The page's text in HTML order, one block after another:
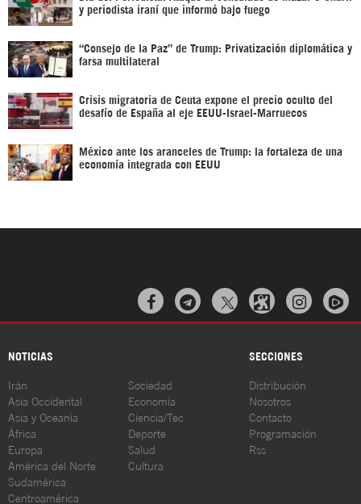
y periodista iraní que informó bajo fuego
“Consejo de la Paz” de Trump: Privatización diplomática y
farsa multilateral
Crisis migratoria de Ceuta expone el precio oculto del
desafío de España al eje EEUU-Israel-Marruecos
México ante los aranceles de Trump: la fortaleza de una
economía integrada con EEUU
  
NOTICIAS SECCIONES
Irán
Asia Occidental
Asia y Oceanía
África
Europa
América del Norte
Sudamérica
Centroamérica
Sociedad
Economía
Ciencia/Tec
Deporte
Salud
Cultura
Distribución
Nosotros
Contacto
Programación
Rss